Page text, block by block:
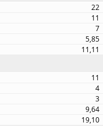
22
11
7
5,85
11,11
11
4
3
9,64
19,10